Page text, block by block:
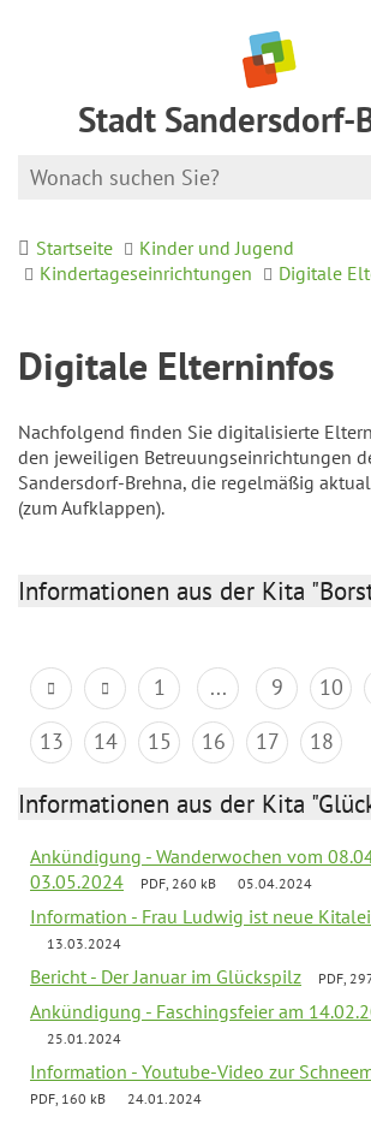
Stadt Sandersdorf-
Startseite
Kinder und Jugend
Kindertageseinrichtungen
Digitale
Digitale Elterninfos
Nachfolgend finden Sie digitalisierte
den jeweiligen Betreuungseinrichtungen
Sandersdorf-Brehna, die regelmäßig
(zum Aufklappen).
Informationen aus der Kita
1 ... 9 10
13
14 15 16 17 18
Informationen aus der Kita
Ankündigung - Wanderwochen vom
03.05.2024
PDF, 260 kB 05.04.2024
Information - Frau Ludwig ist neue
13.03.2024
Bericht - Der Januar im Glückspilz PDF,
Ankündigung - Faschingsfeier am
25.01.2024
Information - Youtube-Video zur
PDF, 160 kB 24.01.2024